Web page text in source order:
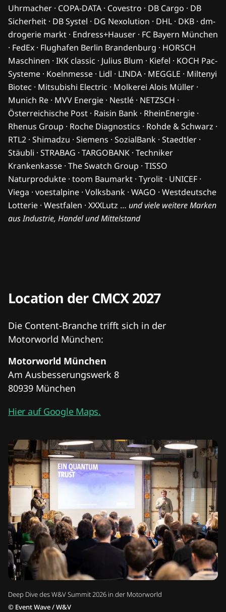
Uhrmacher · COPA-DATA · Covestro · DB Cargo · DB
Sicherheit · DB Systel · DG Nexolution · DHL · DKB · dm-
drogerie markt · Endress+Hauser · FC Bayern München
· FedEx · Flughafen Berlin Brandenburg · HORSCH
Maschinen · IKK classic · Julius Blum · Kiefel · KOCH Pac-
Systeme · Koelnmesse · Lidl · LINDA · MEGGLE · Miltenyi
Biotec · Mitsubishi Electric · Molkerei Alois Müller ·
Munich Re · MVV Energie · Nestlé · NETZSCH ·
Österreichische Post · Raisin Bank · RheinEnergie ·
Rhenus Group · Roche Diagnostics · Rohde & Schwarz ·
RTL2 · Shimadzu · Siemens · SozialBank · Staedtler ·
Stäubli · STRABAG · TARGOBANK · Techniker
Krankenkasse · The Swatch Group · TISSO
Naturprodukte · toom Baumarkt · Tyrolit · UNICEF ·
Viega · voestalpine · Volksbank · WAGO · Westdeutsche
Lotterie · Westfalen · XXXLutz … und viele weitere Marken
aus Industrie, Handel und Mittelstand
Deep Dive des W&V Summit 2026 in der Motorworld
© Event Wave / W&V
Location der CMCX 2027
Die Content-Branche trifft sich in der
Motorworld München:
Motorworld München
Am Ausbesserungswerk 8
80939 München
Hier auf Google Maps.